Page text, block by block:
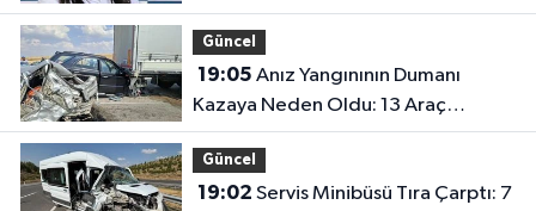
Güncel
19:05
Kazaya Neden Oldu: 13 Araç
Birbirine Girdi
Güncel
19:02